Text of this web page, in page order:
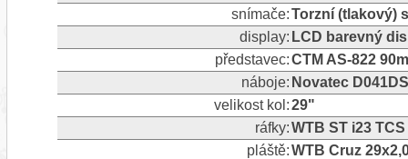
snímače:Torzní (tlakový)
display: LCD barevný
představec:CTM AS-822
náboje: Novatec
velikost kol:29"
ráfky:WTB ST i23
pláště:WTB Cruz